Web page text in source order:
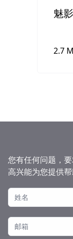
魅
2.7
您有任何问题，
高兴能为您提供帮